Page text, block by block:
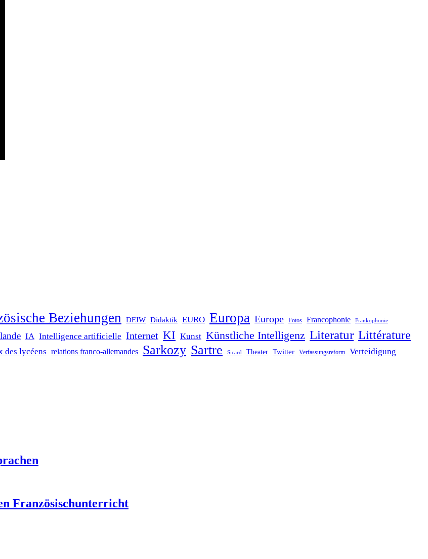
Beziehungen DFJW Didaktik EURO Europa Europe Fotos Francophonie Frankophonie
IA Intelligence artificielle Internet KI Kunst Künstliche Intelligenz Literatur Littérature
des lycéens relations franco-allemandes Sarkozy Sartre Sicard Theater Twitter Verfassungsreform Verteidigung
Französischunterricht